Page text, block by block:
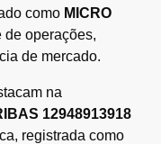
como MICRO
de operações,
de mercado.
na
12948913918
registrada como